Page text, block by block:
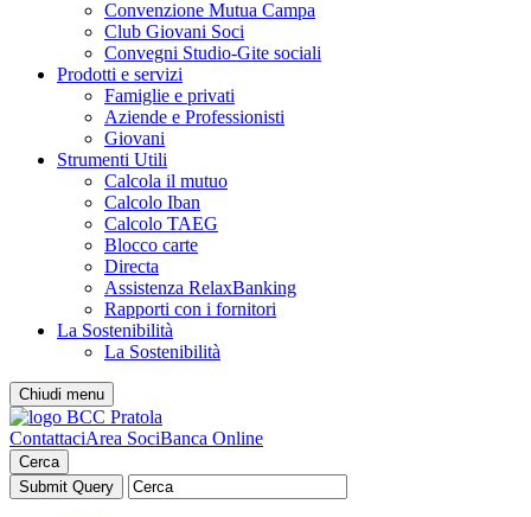
Convenzione Mutua Campa
Club Giovani Soci
Convegni Studio-Gite sociali
Prodotti e servizi
Famiglie e privati
Aziende e Professionisti
Giovani
Strumenti Utili
Calcola il mutuo
Calcolo Iban
Calcolo TAEG
Blocco carte
Directa
Assistenza RelaxBanking
Rapporti con i fornitori
La Sostenibilità
La Sostenibilità
Chiudi menu
ContattaciArea SociBanca Online
Cerca